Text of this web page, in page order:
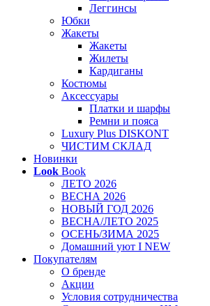
Леггинсы
Юбки
Жакеты
Жакеты
Жилеты
Кардиганы
Костюмы
Аксессуары
Платки и шарфы
Ремни и пояса
Luxury Plus DISKONT
ЧИСТИМ СКЛАД
Новинки
Look Book
ЛЕТО 2026
ВЕСНА 2026
НОВЫЙ ГОД 2026
ВЕСНА/ЛЕТО 2025
ОСЕНЬ/ЗИМА 2025
Домашний уют I NEW
Покупателям
О бренде
Акции
Условия сотрудничества